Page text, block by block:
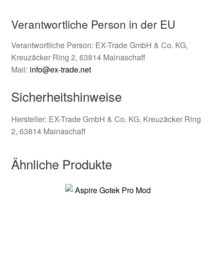
Verantwortliche Person in der EU
Verantwortliche Person: EX-Trade GmbH & Co. KG,
Kreuzäcker Ring 2, 63814 Mainaschaff
Mail: info@ex-trade.net
Sicherheitshinweise
Hersteller: EX-Trade GmbH & Co. KG, Kreuzäcker Ring
2, 63814 Mainaschaff
Ähnliche Produkte